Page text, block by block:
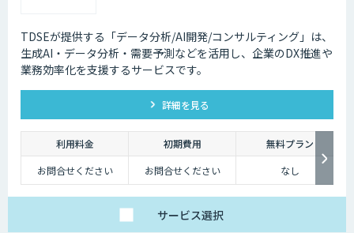
TDSEが提供する「データ分析/AI開発/コンサルティング」は、
生成AI・データ分析・需要予測などを活用し、企業のDX推進や
業務効率化を支援するサービスです。
詳細を見る
利用料金 初期費用
無料プラン
お問合せください
お問合せください なし
サービス選択